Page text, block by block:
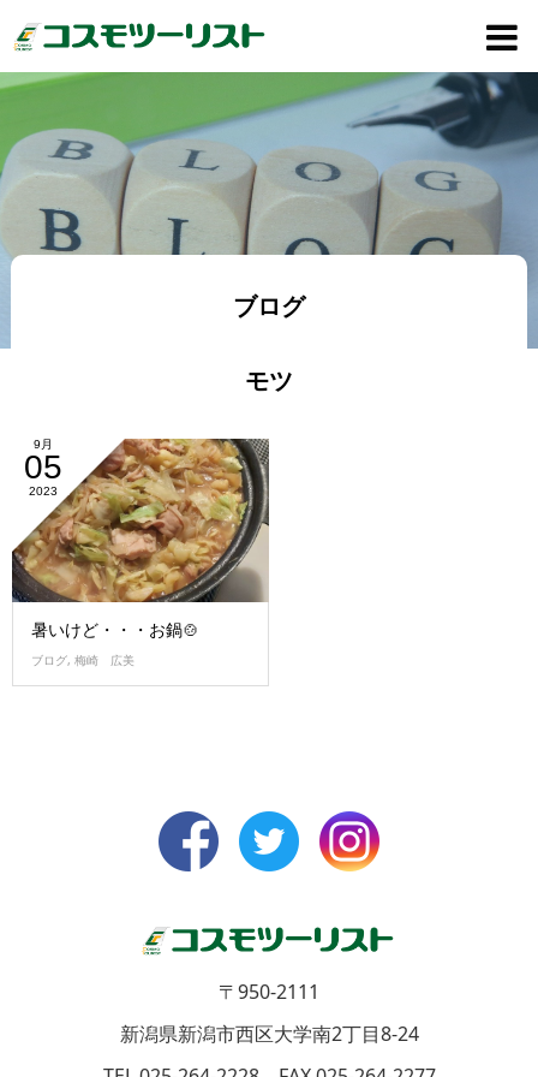
ブログ
モツ
9月
05
2023
暑いけど・・・お鍋🍲
ブログ, 梅崎 広美
〒950-2111
新潟県新潟市西区大学南2丁目8-24